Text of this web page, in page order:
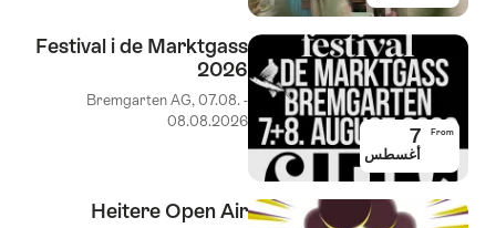
7
أغسطس
Festival i de Marktgass
2026
Bremgarten AG, 07.08. -
08.08.2026
Heitere Open Air